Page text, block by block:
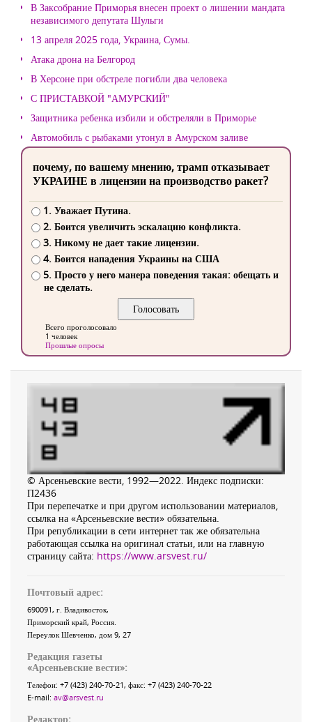
В Заксобрание Приморья внесен проект о лишении мандата
независимого депутата Шульги
13 апреля 2025 года, Украина, Сумы.
Атака дрона на Белгород
В Херсоне при обстреле погибли два человека
С ПРИСТАВКОЙ "АМУРСКИЙ"
Защитника ребенка избили и обстреляли в Приморье
Автомобиль с рыбаками утонул в Амурском заливе
почему, по вашему мнению, трамп отказывает
УКРАИНЕ в лицензии на производство ракет?
1. Уважает Путина.
2. Боится увеличить эскалацию конфликта.
3. Никому не дает такие лицензии.
4. Боится нападения Украины на США
5. Просто у него манера поведения такая: обещать и
не сделать.
Всего проголосовало
1 человек
Прошлые опросы
© Арсеньевские вести, 1992—2022. Индекс подписки:
П2436
При перепечатке и при другом использовании материалов,
ссылка на «Арсеньевские вести» обязательна.
При републикации в сети интернет так же обязательна
работающая ссылка на оригинал статьи, или на главную
страницу сайта: https://www.arsvest.ru/
Почтовый адрес:
690091, г. Владивосток,
Приморский край, Россия
Переулок Шевченко, дом 9, 27
Редакция газеты
«Арсеньевские вести»:
Телефон: +7 (423) 240-70-21, факс: +7 (423) 240-70-22
E-mail: av@arsvest.ru
Редактор: